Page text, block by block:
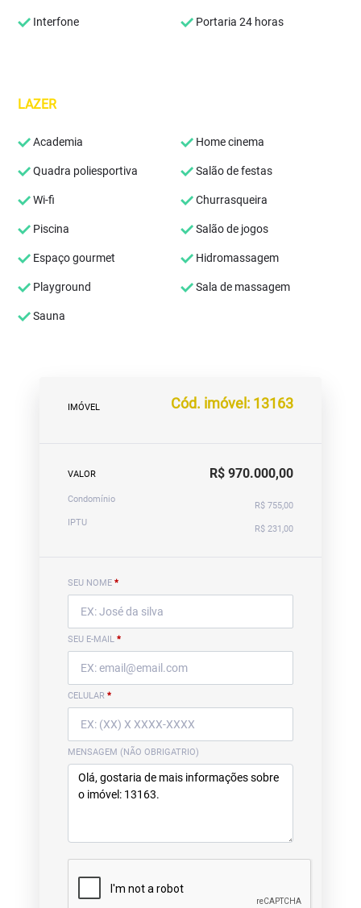
Interfone Portaria 24 horas
LAZER
Academia Home cinema
Quadra poliesportiva Salão de festas
Wi-fi Churrasqueira
Piscina Salão de jogos
Espaço gourmet Hidromassagem
Playground Sala de massagem
Sauna
IMÓVEL Cód. imóvel: 13163
VALOR R$ 970.000,00
Condomínio
R$ 755,00
IPTU
R$ 231,00
SEU NOME *
SEU E-MAIL *
CELULAR *
MENSAGEM (NÃO OBRIGATRIO)